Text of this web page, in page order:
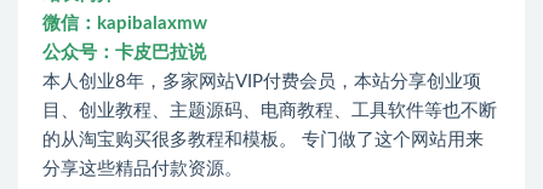
微信：kapibalaxmw
公众号：卡皮巴拉说
本人创业8年，多家网站VIP付费会员，本站分享创业项
目、创业教程、主题源码、电商教程、工具软件等也不断
的从淘宝购买很多教程和模板。 专门做了这个网站用来
分享这些精品付款资源。